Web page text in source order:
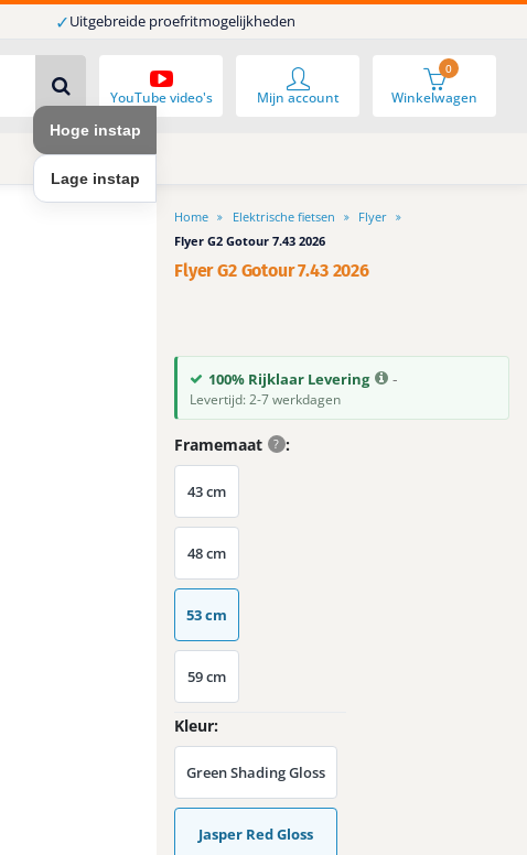
✓Uitgebreide proefritmogelijkheden
YouTube video's Winkelwagen
0
Mijn account
Home Elektrische fietsen
Flyer
Flyer G2 Gotour 7.43 2026
Flyer G2 Gotour 7.43 2026
Framemaat ?
43 cm
48 cm
53 cm
59 cm
Kleur
Green Shading Gloss
Jasper Red Gloss
100% Rijklaar Levering -
Levertijd: 2-7 werkdagen
Hoge instap
Lage instap